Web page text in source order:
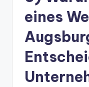
eines